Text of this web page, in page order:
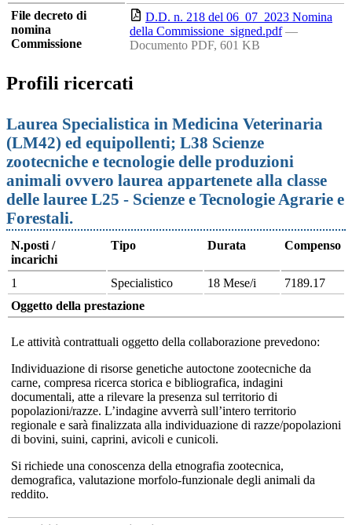
File decreto di
nomina
Commissione
D.D. n. 218 del 06_07_2023 Nomina
della Commissione_signed.pdf —
Documento PDF, 601 KB
Profili ricercati
Laurea Specialistica in Medicina Veterinaria
(LM42) ed equipollenti; L38 Scienze
zootecniche e tecnologie delle produzioni
animali ovvero laurea appartenete alla classe
delle lauree L25 - Scienze e Tecnologie Agrarie e
Forestali.
N.posti /
incarichi
Tipo Durata Compenso
1 Specialistico 18 Mese/i
7189.17
Oggetto della prestazione
Le attività contrattuali oggetto della collaborazione prevedono:
Individuazione di risorse genetiche autoctone zootecniche da
carne, compresa ricerca storica e bibliografica, indagini
documentali, atte a rilevare la presenza sul territorio di
popolazioni/razze. L’indagine avverrà sull’intero territorio
regionale e sarà finalizzata alla individuazione di razze/popolazioni
di bovini, suini, caprini, avicoli e cunicoli.
Si richiede una conoscenza della etnografia zootecnica,
demografica, valutazione morfolo-funzionale degli animali da
reddito.